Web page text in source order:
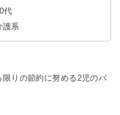
代
護系
りの節約に努める2児のパ